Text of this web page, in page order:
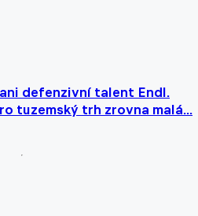
defenzivní talent Endl.
tuzemský trh zrovna malá...